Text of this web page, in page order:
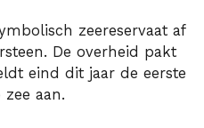
zeereservaat af
De overheid pakt
eind dit jaar de eerste
zee aan.